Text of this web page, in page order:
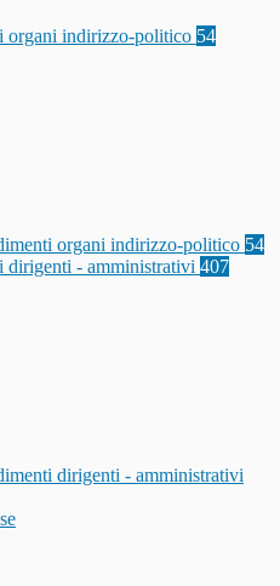
organi indirizzo-politico 54
organi indirizzo-politico 54
dirigenti - amministrativi 407
dirigenti - amministrativi